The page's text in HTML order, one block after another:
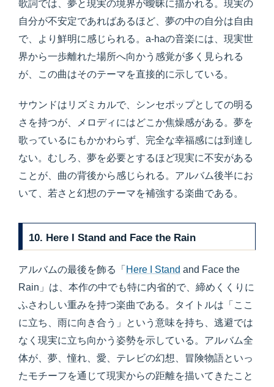
歌詞では、夢と現実の境界が曖昧に描かれる。現実の
自分が不安定であればあるほど、夢の中の自分は自由
で、より鮮明に感じられる。a-haの音楽には、現実世
界から一歩離れた場所へ向かう感覚が多く見られる
が、この曲はそのテーマを直接的に示している。
サウンドはリズミカルで、シンセポップとしての明る
さを持つが、メロディにはどこか焦燥感がある。夢を
歌っているにもかかわらず、完全な幸福感には到達し
ない。むしろ、夢を必要とするほど現実に不安がある
ことが、曲の背後から感じられる。アルバム後半にお
いて、若さと幻想のテーマを補強する楽曲である。
10. Here I Stand and Face the Rain
アルバムの最後を飾る「 Here I Stand and Face the
Rain」は、本作の中でも特に内省的で、締めくくりに
ふさわしい重みを持つ楽曲である。タイトルは「ここ
に立ち、雨に向き合う」という意味を持ち、逃避では
なく現実に立ち向かう姿勢を示している。アルバム全
体が、夢、憧れ、愛、テレビの幻想、冒険物語といっ
たモチーフを通じて現実からの距離を描いてきたこと